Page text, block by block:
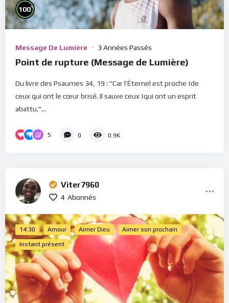
100%
Message De Lumière 3 Années Passés
Point de rupture (Message de Lumière)
Du livre des Psaumes 34, 19 : "Car l’Éternel est proche |de
ceux qui ont le cœur brisé. Il sauve ceux |qui ont un esprit
abattu."...
5 0 0.9K
Viter7960
4 Abonnés
14:30 Amour Aimer Dieu Aimer son prochain
Instant présent